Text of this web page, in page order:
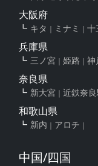
大阪府
キタ ミナミ 十
兵庫県
三ノ宮 姫路 神
奈良県
新大宮 近鉄奈
和歌山県
新内 アロチ
中国/四国